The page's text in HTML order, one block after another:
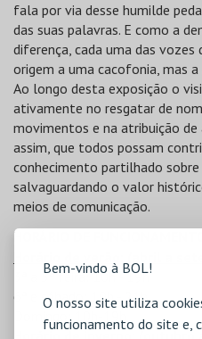
Bem-vindo à BOL!
O nosso site utiliza
funcionamento do site e,
fala por via desse humilde
das suas palavras. E como a
diferença, cada uma das
origem a uma cacofonia, mas
Ao longo desta exposição o
ativamente no resgatar de
movimentos e na atribuição
assim, que todos possam
conhecimento partilhado
salvaguardando o valor
meios de comunicação.
HORÁRIO DE FUNCIONAMENTO
3ª a 5ª feira: 10h - 19h
6ª e sábado: 10h - 21h
Domingo: 10h-19h
Horário de inverno: (outubro